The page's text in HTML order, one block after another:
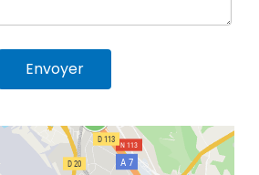
Envoyer